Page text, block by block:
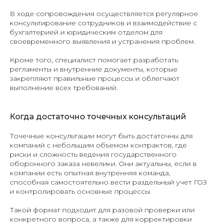
В ходе сопровождения осуществляется регулярное
консультирование сотрудников и взаимодействие с
бухгалтерией и юридическим отделом для
своевременного выявления и устранения проблем.
Кроме того, специалист помогает разработать
регламенты и внутренние документы, которые
закрепляют правильные процессы и облегчают
выполнение всех требований.
Когда достаточно точечных консультаций
Точечные консультации могут быть достаточны для
компаний с небольшим объемом контрактов, где
риски и сложность ведения государственного
оборонного заказа невелики. Они актуальны, если в
компании есть опытная внутренняя команда,
способная самостоятельно вести раздельный учет ГОЗ
и контролировать основные процессы.
Такой формат подходит для разовой проверки или
конкретного вопроса, а также для корректировки